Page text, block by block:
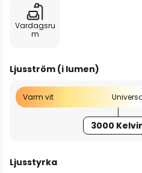
Vardagsru
m
Ljusström (i lumen)
Varm vit
3000
Ljusstyrka